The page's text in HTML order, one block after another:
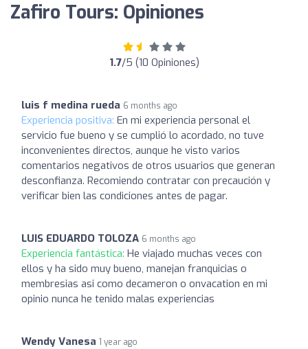
Zafiro Tours: Opiniones
1.7/5 (10 Opiniones)
luis f medina rueda 6 months ago
Experiencia positiva: En mi experiencia personal el
servicio fue bueno y se cumplió lo acordado, no tuve
inconvenientes directos, aunque he visto varios
comentarios negativos de otros usuarios que generan
desconfianza. Recomiendo contratar con precaución y
verificar bien las condiciones antes de pagar.
LUIS EDUARDO TOLOZA 6 months ago
Experiencia fantástica: He viajado muchas veces con
ellos y ha sido muy bueno, manejan franquicias o
membresias asi como decameron o onvacation en mi
opinio nunca he tenido malas experiencias
Wendy Vanesa 1 year ago